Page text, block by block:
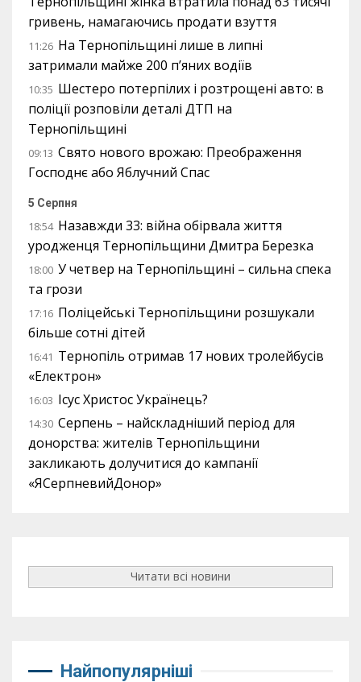
гривень, намагаючись продати взуття
11:26 На Тернопільщині лише в липні
затримали майже 200 п’яних водіїв
10:35 Шестеро потерпілих і розтрощені авто: в
поліції розповіли деталі ДТП на
Тернопільщині
09:13 Свято нового врожаю: Преображення
Господнє або Яблучний Спас
5 Серпня
18:54 Назавжди 33: війна обірвала життя
уродженця Тернопільщини Дмитра Березка
18:00 У четвер на Тернопільщині – сильна спека
та грози
17:16 Поліцейські Тернопільщини розшукали
більше сотні дітей
16:41 Тернопіль отримав 17 нових тролейбусів
«Електрон»
16:03 Ісус Христос Українець?
14:30 Серпень – найскладніший період для
донорства: жителів Тернопільщини
закликають долучитися до кампанії
«ЯСерпневийДонор»
Читати всі новини
Найпопулярніші